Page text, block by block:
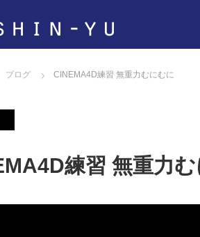
ブログ CINEMA4D練習 無重力むにむに
練習 無重力